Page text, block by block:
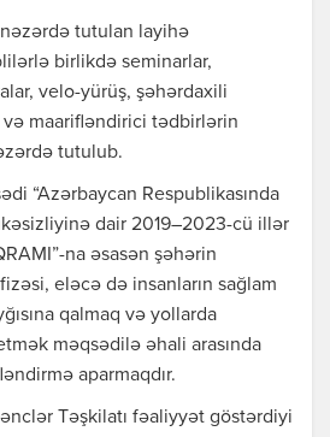
tutulan layihə
birlikdə seminarlar,
velo-yürüş, şəhərdaxili
və maarifləndirici tədbirlərin
tutulub.
“Azərbaycan Respublikasında
dair 2019–2023-cü illər
na əsasən şəhərin
eləcə də insanların sağlam
qalmaq və yollarda
məqsədilə əhali arasında
aparmaqdır.
Təşkilatı fəaliyyət göstərdiyi